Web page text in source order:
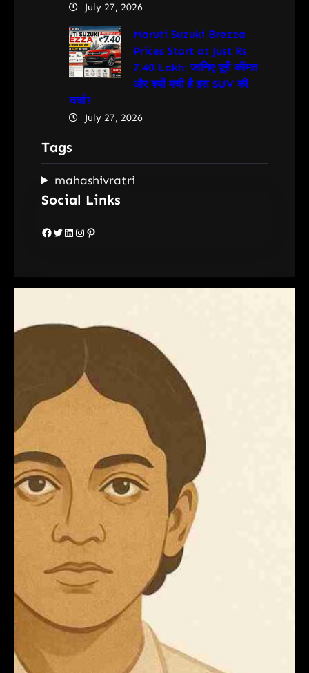
July 27, 2026
Maruti Suzuki Brezza
Prices Start at Just Rs
7.40 Lakh: जानिए पूरी कीमत
और क्यों मची है इस SUV की
चर्चा?
July 27, 2026
Tags
mahashivratri
Social Links
Facebook Twitter LinkedIn Instagram Pinterest